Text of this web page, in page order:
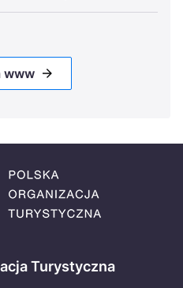
www
Turystyczna